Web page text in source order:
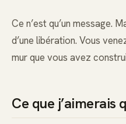
Ce n’est qu’un message.
d’une libération. Vous
mur que vous avez
Ce que j’aimerais